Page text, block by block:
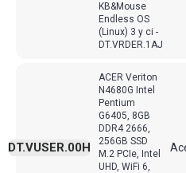
KB&Mouse
Endless OS
(Linux) 3 y ci -
DT.VRDER.1AJ
ACER Veriton
N4680G Intel
Pentium
G6405, 8GB
DDR4 2666,
256GB SSD
M.2 PCIe, Intel
UHD, WiFi 6,
DT.VUSER.00H